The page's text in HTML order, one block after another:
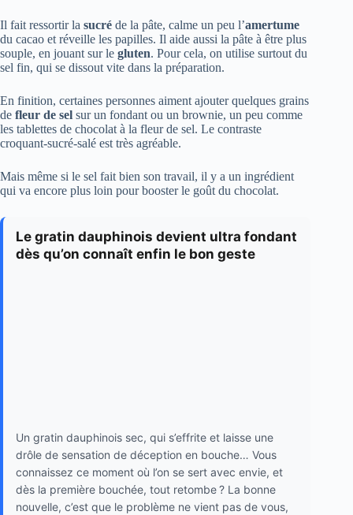
Il fait ressortir la sucré de la pâte, calme un peu l’amertume
du cacao et réveille les papilles. Il aide aussi la pâte à être plus
souple, en jouant sur le gluten. Pour cela, on utilise surtout du
sel fin, qui se dissout vite dans la préparation.
En finition, certaines personnes aiment ajouter quelques grains
de fleur de sel sur un fondant ou un brownie, un peu comme
les tablettes de chocolat à la fleur de sel. Le contraste
croquant-sucré-salé est très agréable.
Mais même si le sel fait bien son travail, il y a un ingrédient
qui va encore plus loin pour booster le goût du chocolat.
Le gratin dauphinois devient ultra fondant
dès qu’on connaît enfin le bon geste
Un gratin dauphinois sec, qui s’effrite et laisse une
drôle de sensation de déception en bouche… Vous
connaissez ce moment où l’on se sert avec envie, et
dès la première bouchée, tout retombe ? La bonne
nouvelle, c’est que le problème ne vient pas de vous,